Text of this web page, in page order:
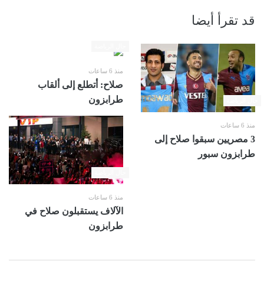
قد تقرأ أيضا
منذ 6 ساعات
3 مصريين سبقوا صلاح إلى
طرابزون سبور
منذ 6 ساعات
صلاح: أتطلع إلى ألقاب
طرابزون
منذ 6 ساعات
الآلاف يستقبلون صلاح في
طرابزون